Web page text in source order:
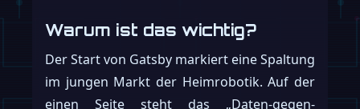
Warum ist das wichtig?
Der Start von Gatsby markiert eine Spaltung
im jungen Markt der Heimrobotik. Auf der
einen Seite steht das „Daten-gegen-